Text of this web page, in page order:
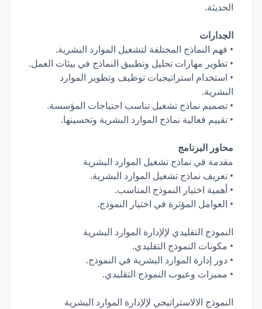
الحديثة.
الجدارات
• فهم النماذج المختلفة لتشغيل الموارد البشرية.
• تطوير مهارات تحليل وتطبيق النماذج في بيئات العمل.
• استخدام استراتيجيات توظيف وتطوير الموارد
البشرية.
• تصميم نماذج تشغيل تناسب احتياجات المؤسسة.
• تقييم فعالية نماذج الموارد البشرية وتحسينها.
محاور البرنامج
مقدمة في نماذج تشغيل الموارد البشرية
• تعريف نماذج تشغيل الموارد البشرية.
• أهمية اختيار النموذج المناسب.
• العوامل المؤثرة في اختيار النموذج.
النموذج التقليدي لإلإدارة الموارد البشرية
• مكونات النموذج التقليدي.
• دور إدارة الموارد البشرية في النموذج.
• مميزات وعيوب النموذج التقليدي.
النموذج الالاستراتيجي لإلإدارة الموارد البشرية